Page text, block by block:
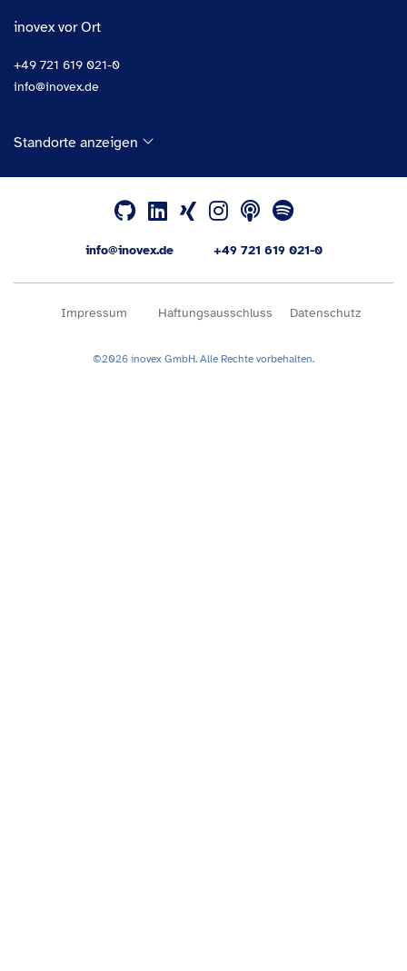
inovex vor Ort
+49 721 619 021-0
info@inovex.de
Standorte anzeigen
info@inovex.de +49 721 619 021-0
Impressum Haftungsausschluss Datenschutz
©2026 inovex GmbH. Alle Rechte vorbehalten.